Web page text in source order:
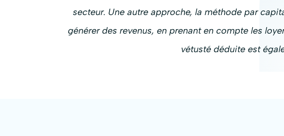
secteur. Une autre approche, la méthode par
générer des revenus, en prenant en compte les
vétusté déduite est